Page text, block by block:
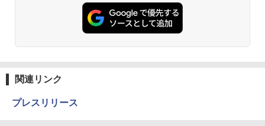
関連リンク
プレスリリース